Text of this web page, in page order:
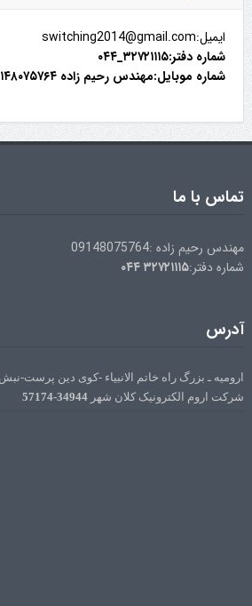
ایمیل:switching2014@gmail.com
شماره دفتر:۳۲۷۲۱۱۱۵_۰۴۴
شماره موبایل:مهندس رحیم زاده ۰۹۱۴۸۰۷۵۷۶۴
تماس با ما
مهندس رحیم زاده :09148075764
شماره دفتر:۳۲۷۲۱۱۱۵۰۴۴
آدرس
ارومیه ـ بزرگ راه خاتم الانبیاء -کوی دین پرست-نبش کوچه 28
شرکت اروم الکترونیک کلان شهر